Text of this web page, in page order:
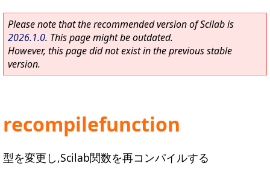
Please note that the recommended version of Scilab is
2026.1.0. This page might be outdated.
However, this page did not exist in the previous stable
version.
recompilefunction
型を変更し,Scilab関数を再コンパイルする